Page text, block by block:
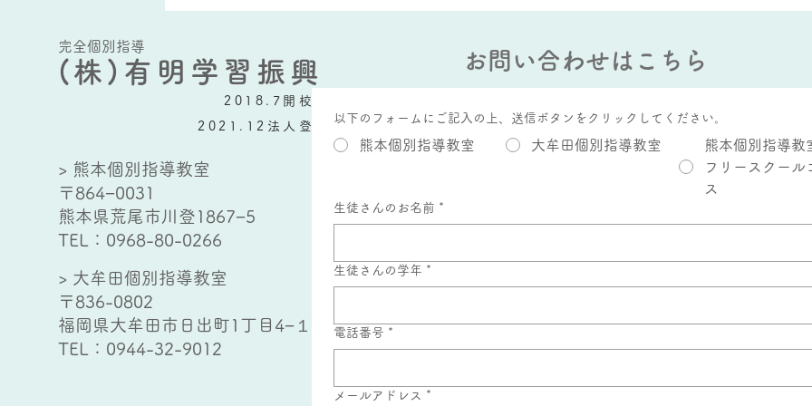
題量
の花壇
個
完全個別指導
(株)有明学習振興
2018.7開校
2021.12法人登記
> 熊本個別指導教室
〒864−0031
熊本県荒尾市川登1867−5
TEL： 0968-80-0266
> 大牟田個別指導教室
〒836-0802
福岡県大牟田市日出町1丁目4−１
TEL： 0944-32-9012
お問い合わせはこちら
以下のフォームにご記入の上、送信ボタンをクリックしてください。
熊本個別指導教室 大牟田個別指導教室
熊本個別指導教
フリースクール
ス
生徒さんのお名前 *
生徒さんの学年 *
電話番号 *
メールアドレス *